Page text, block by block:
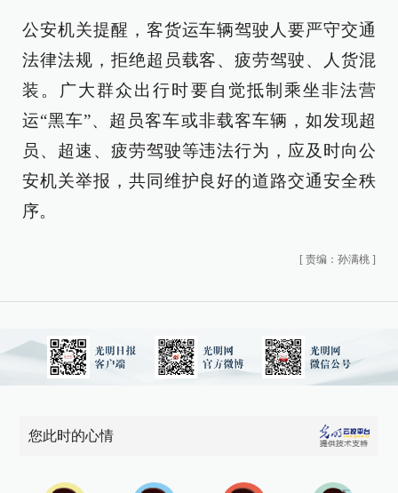
公安机关提醒，客货运车辆驾驶人要严守交通
法律法规，拒绝超员载客、疲劳驾驶、人货混
装。广大群众出行时要自觉抵制乘坐非法营
运“黑车”、超员客车或非载客车辆，如发现超
员、超速、疲劳驾驶等违法行为，应及时向公
安机关举报，共同维护良好的道路交通安全秩
序。
[ 责编：孙满桃 ]
您此时的心情